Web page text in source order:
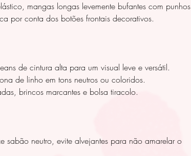
mangas longas levemente bufantes com punhos
por conta dos botões frontais decorativos.
de cintura alta para um visual leve e versátil.
de linho em tons neutros ou coloridos.
brincos marcantes e bolsa tiracolo.
sabão neutro, evite alvejantes para não amarelar o